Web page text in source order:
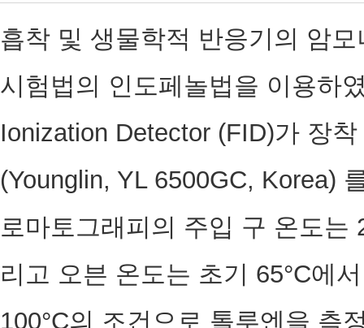
흡착 및 생물학적 반응기의 암
시험법의 인도페놀법을 이용하
Ionization Detector (FID)가 장
(Younglin, YL 6500GC, Korea)
로마토그래피의 주입 구 온도는
리고 오븐 온도는 초기 65°C에
100°C의 조건으로 톨루엔을 측